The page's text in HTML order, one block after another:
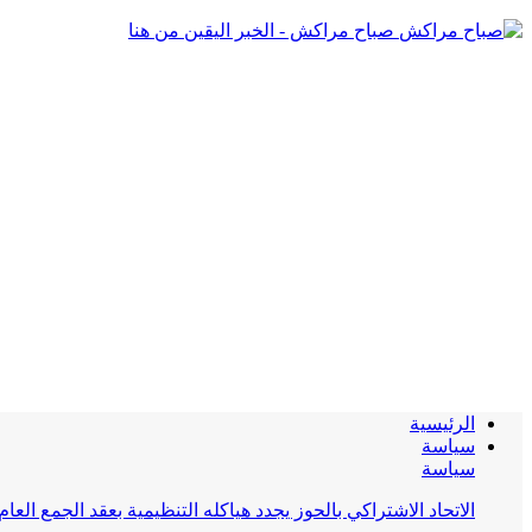
صباح مراكش - الخبر اليقين من هنا
الرئيسية
سياسة
سياسة
الاتحاد الاشتراكي بالحوز يجدد هياكله التنظيمية بعقد الجمع